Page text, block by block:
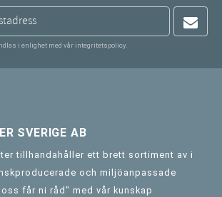
i enlighet med vår integritetspolicy.
SVERIGE AB
tillhandahåller ett brett sortiment av i
och miljöanpassade
får ni råd" med vår kunskap